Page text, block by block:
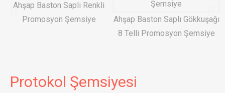
Ahşap Baston Saplı Renkli
Promosyon Şemsiye
Ahşap Baston Saplı Gökkuşağı
8 Telli Promosyon Şemsiye
Protokol Şemsiyesi